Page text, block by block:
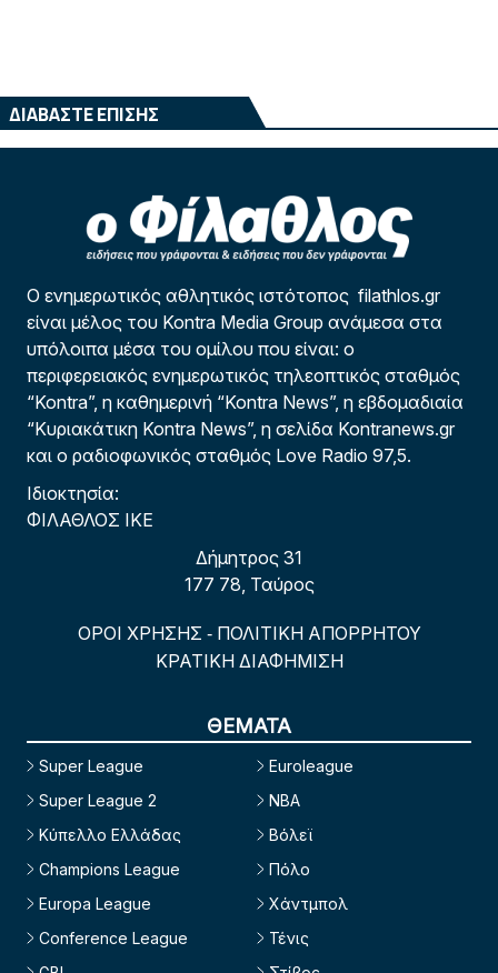
ΔΙΑΒΑΣΤΕ ΕΠΙΣΗΣ
Ο ενημερωτικός αθλητικός ιστότοπος filathlos.gr
είναι μέλος του Kontra Media Group ανάμεσα στα
υπόλοιπα μέσα του ομίλου που είναι: ο
περιφερειακός ενημερωτικός τηλεοπτικός σταθμός
“Kontra”, η καθημερινή “Kontra News”, η εβδομαδιαία
“Κυριακάτικη Kontra News”, η σελίδα Kontranews.gr
και ο ραδιοφωνικός σταθμός Love Radio 97,5.
Ιδιοκτησία:
ΦΙΛΑΘΛΟΣ ΙΚΕ
Δήμητρος 31
177 78, Ταύρος
ΟΡΟΙ ΧΡΗΣΗΣ - ΠΟΛΙΤΙΚΗ ΑΠΟΡΡΗΤΟΥ
ΚΡΑΤΙΚΗ ΔΙΑΦΗΜΙΣΗ
ΘΕΜΑΤΑ
Super League
Super League 2
Κύπελλο Ελλάδας
Champions League
Europa League
Conference League
Euroleague
NBA
Βόλεϊ
Πόλο
Χάντμπολ
Τένις